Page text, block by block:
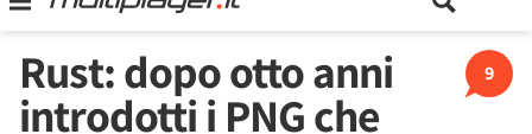
9
Rust: dopo otto anni
introdotti i PNG che